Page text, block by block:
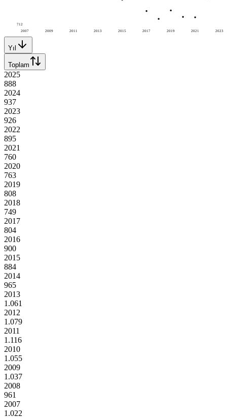
2007 2009 2011 2013 2015 2017 2019 2021 2023
712
Yıl
Toplam
2025
888
2024
937
2023
926
2022
895
2021
760
2020
763
2019
808
2018
749
2017
804
2016
900
2015
884
2014
965
2013
1.061
2012
1.079
2011
1.116
2010
1.055
2009
1.037
2008
961
2007
1.022